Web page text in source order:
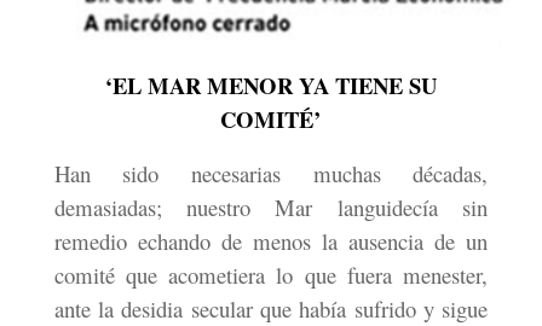
‘EL MAR MENOR YA TIENE SU
COMITÉ’
Han sido necesarias muchas décadas,
demasiadas; nuestro Mar languidecía sin
remedio echando de menos la ausencia de un
comité que acometiera lo que fuera menester,
ante la desidia secular que había sufrido y sigue